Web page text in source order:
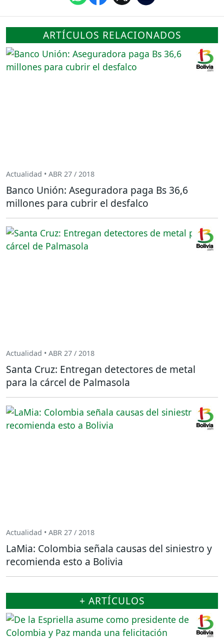
ARTÍCULOS RELACIONADOS
Actualidad • ABR 27 / 2018
Banco Unión: Aseguradora paga Bs 36,6
millones para cubrir el desfalco
Actualidad • ABR 27 / 2018
Santa Cruz: Entregan detectores de metal
para la cárcel de Palmasola
Actualidad • ABR 27 / 2018
LaMia: Colombia señala causas del siniestro y
recomienda esto a Bolivia
+ ARTÍCULOS